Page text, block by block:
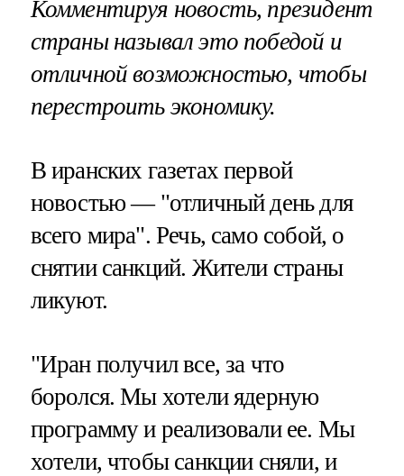
Комментируя новость, президент
страны называл это победой и
отличной возможностью, чтобы
перестроить экономику.
В иранских газетах первой
новостью — "отличный день для
всего мира". Речь, само собой, о
снятии санкций. Жители страны
ликуют.
"Иран получил все, за что
боролся. Мы хотели ядерную
программу и реализовали ее. Мы
хотели, чтобы санкции сняли, и